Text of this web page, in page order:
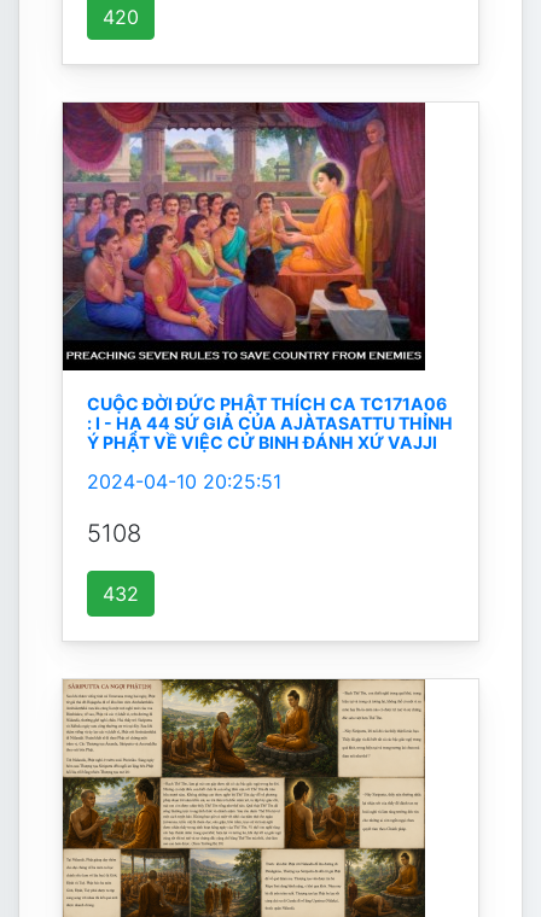
420
CUỘC ĐỜI ĐỨC PHẬT THÍCH CA TC171A06
: I - HẠ 44 SỨ GIẢ CỦA AJÀTASATTU THỈNH
Ý PHẬT VỀ VIỆC CỬ BINH ĐÁNH XỨ VAJJI
2024-04-10 20:25:51
5108
432